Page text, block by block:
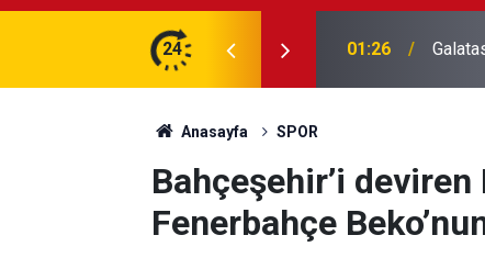
24
en yüksek seviyesine çıktı 01:26
Anasayfa SPOR
Bahçeşehir’i
Fenerbahçe